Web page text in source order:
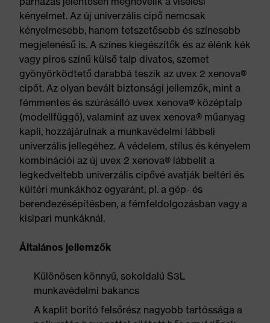
kényelmet. Az új univerzális cipő nemcsak
kényelmesebb, hanem tetszetősebb és színesebb
megjelenésű is. A színes kiegészítők és az élénk kék
vagy piros színű külső talp divatos, szemet
gyönyörködtető darabbá teszik az uvex 2 xenova®
cipőt. Az olyan bevált biztonsági jellemzők, mint a
fémmentes és szúrásálló uvex xenova® középtalp
(modellfüggő), valamint az uvex xenova® műanyag
kapli, hozzájárulnak a munkavédelmi lábbeli
univerzális jellegéhez. A védelem, stílus és kényelem
kombinációi az új uvex 2 xenova® lábbelit a
legkedveltebb univerzális cipővé avatják beltéri és
kültéri munkákhoz egyaránt, pl. a gép- és
berendezésépítésben, a fémfeldolgozásban vagy a
kisipari munkáknál.
Általános jellemzők
Különösen könnyű, sokoldalú S3L
munkavédelmi bakancs
A kaplit borító felsőrész nagyobb tartóssága a